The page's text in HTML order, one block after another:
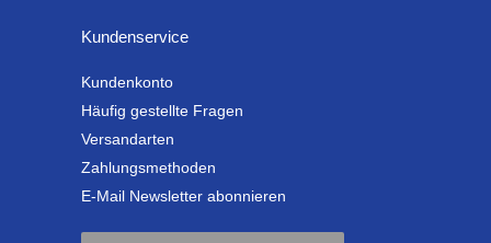
Kundenservice
Kundenkonto
Häufig gestellte Fragen
Versandarten
Zahlungsmethoden
E-Mail Newsletter abonnieren